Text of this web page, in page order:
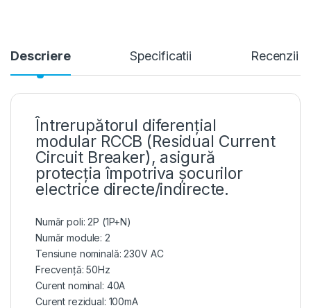
Descriere Specificatii Recenzii
Întrerupătorul diferențial
modular RCCB (Residual Current
Circuit Breaker), asigură
protecția împotriva șocurilor
electrice directe/indirecte.
Număr poli: 2P (1P+N)
Număr module: 2
Tensiune nominală: 230V AC
Frecvență: 50Hz
Curent nominal: 40A
Curent rezidual: 100mA